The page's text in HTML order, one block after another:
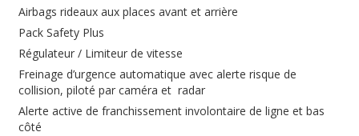
Airbags rideaux aux places avant et arrière
Pack Safety Plus
Régulateur / Limiteur de vitesse
Freinage d’urgence automatique avec alerte risque de
collision, piloté par caméra et radar
Alerte active de franchissement involontaire de ligne et bas
côté